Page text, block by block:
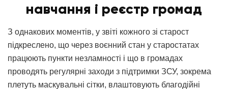
навчання і реєстр громад
З однакових моментів, у звіті кожного зі старост
підкреслено, що через воєнний стан у старостатах
працюють пункти незламності і що в громадах
проводять регулярні заходи з підтримки ЗСУ, зокрема
плетуть маскувальні сітки, влаштовують благодійні